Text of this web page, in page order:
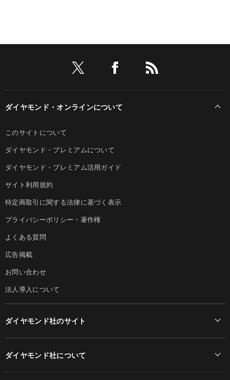
ダイヤモンド・オンラインについて
このサイトについて
ダイヤモンド・プレミアムについて
ダイヤモンド・プレミアム活用ガイド
サイト利用規約
特定商取引に関する法律に基づく表示
プライバシーポリシー・著作権
よくある質問
広告掲載
お問い合わせ
法人導入について
ダイヤモンド社のサイト
ダイヤモンド社について